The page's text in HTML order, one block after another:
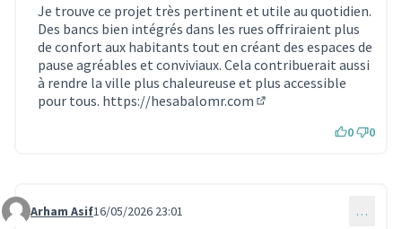
Je trouve ce projet très pertinent et utile au quotidien.
Des bancs bien intégrés dans les rues offriraient plus
de confort aux habitants tout en créant des espaces de
pause agréables et conviviaux. Cela contribuerait aussi
à rendre la ville plus chaleureuse et plus accessible
pour tous. https://hesabalomr.com
0 0
Commentaire 2313
Arham Asif16/05/2026 23:01 …